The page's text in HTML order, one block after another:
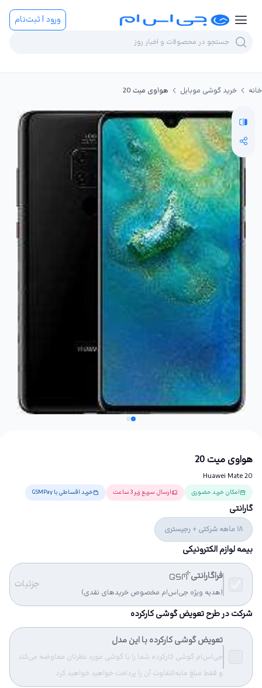
ورود | ثبت‌نام
خانه خرید گوشی موبایل هواوی میت 20
هواوی میت 20
Huawei Mate 20
امکان خرید حضوری ارسال سریع زیر 3 ساعت خرید اقساطی با GSMPay
گارانتی
18 ماهه شرکتی + رجیستری
بیمه لوازم الکترونیکی
فراگارانتی
(هدیه ویژه جی‌اس‌ام مخصوص خریدهای نقدی)
جزئیات
شرکت در طرح تعویض گوشی کارکرده
تعویض گوشی کارکرده با این مدل
جی‌اس‌ام گوشی کارکرده شما را با گوشی مورد نظرتان معاوضه می‌کند
و فقط مبلغ مابه‌التفاوت آن را پرداخت خواهید خواهید کرد.